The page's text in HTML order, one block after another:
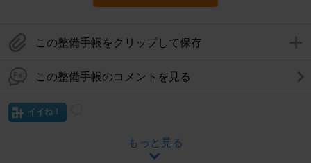
この整備手帳をクリップして保存
この整備手帳のコメントを見る
イイね！
もっと見る